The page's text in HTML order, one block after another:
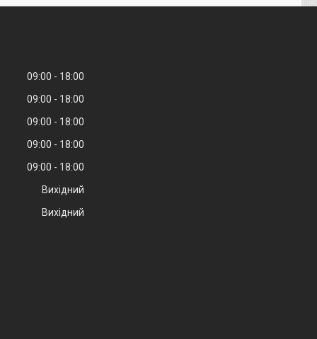
09:00
18:00
09:00
18:00
09:00
18:00
09:00
18:00
09:00
18:00
Вихідний
Вихідний